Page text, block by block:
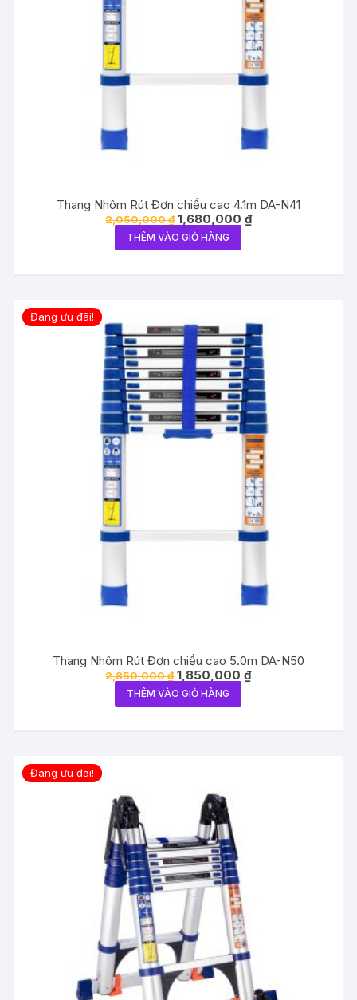
Thang Nhôm Rút Đơn chiều cao 4.1m DA-N41
2,050,000₫ Giá
gốc
là:
2,050,000 ₫.
1,680,000 ₫Giá
hiện
THÊM VÀO GIỎ HÀNG
Đang ưu đãi!
Thang Nhôm Rút Đơn chiều cao 5.0m DA-N50
2,850,000₫ Giá
gốc
là:
2,850,000 ₫.
1,850,000₫Giá
hiện
THÊM VÀO GIỎ HÀNG
Đang ưu đãi!